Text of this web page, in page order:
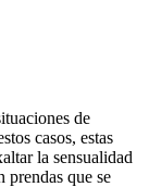
de
casos, estas
la sensualidad
prendas que se